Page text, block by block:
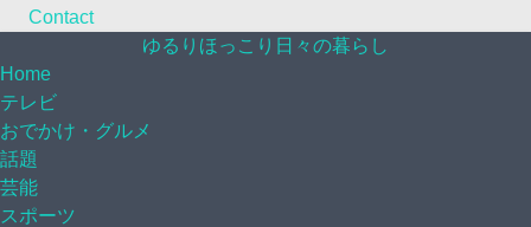
Contact
ゆるりほっこり日々の暮らし
Home
テレビ
おでかけ・グルメ
話題
芸能
スポーツ